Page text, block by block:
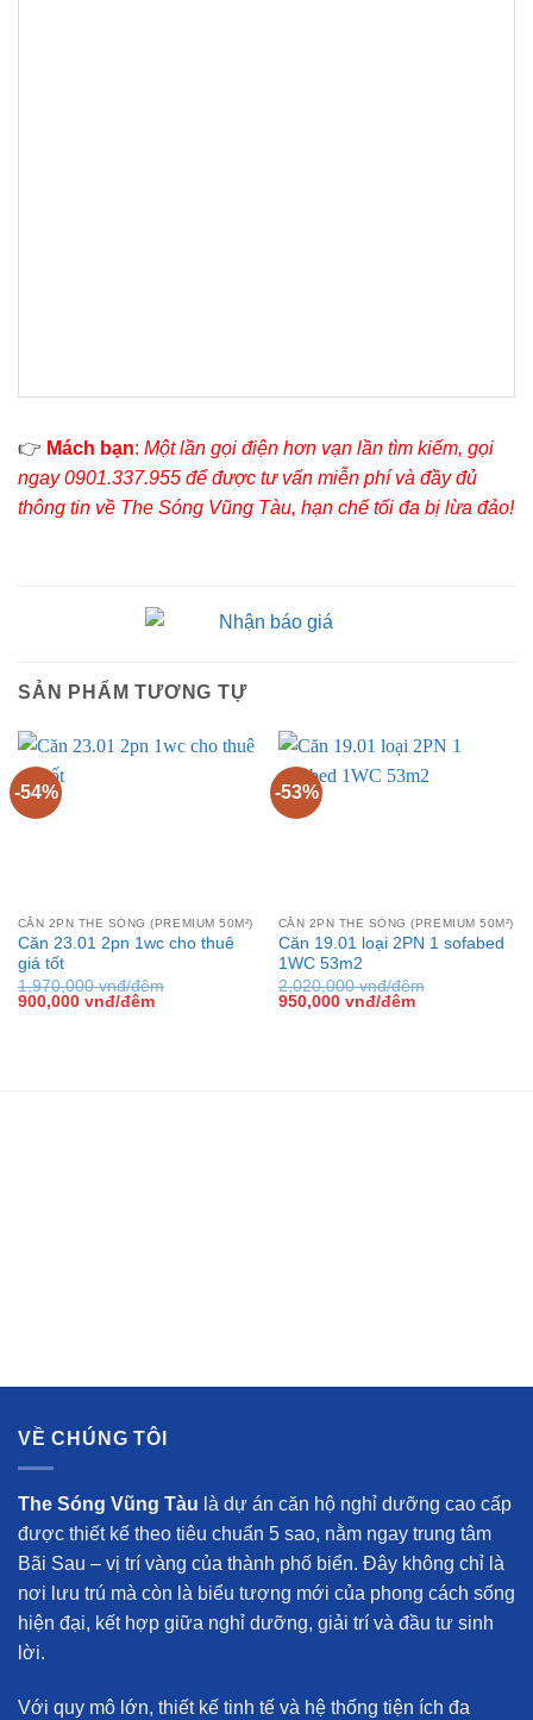
👉 Mách bạn: Một lần gọi điện hơn vạn lần tìm kiếm, gọi
ngay 0901.337.955 để được tư vấn miễn phí và đầy đủ
thông tin về The Sóng Vũng Tàu, hạn chế tối đa bị lừa đảo!
SẢN PHẨM TƯƠNG TỰ
-54%
CĂN 2PN THE SÓNG (PREMIUM 50M²)
Căn 23.01 2pn 1wc cho thuê
giá tốt
1,970,000vnđ/đêm
Giá
900,000 vnđ/đêmGiá
-53%
CĂN 2PN THE SÓNG (PREMIUM 50M²)
Căn 19.01 loại 2PN 1 sofabed
1WC 53m2
2,020,000vnđ/đêm
Giá
950,000 vnđ/đêmGiá
VỀ CHÚNG TÔI
The Sóng Vũng Tàu là dự án căn hộ nghỉ dưỡng cao cấp
được thiết kế theo tiêu chuẩn 5 sao, nằm ngay trung tâm
Bãi Sau – vị trí vàng của thành phố biển. Đây không chỉ là
nơi lưu trú mà còn là biểu tượng mới của phong cách sống
hiện đại, kết hợp giữa nghỉ dưỡng, giải trí và đầu tư sinh
lời.
Với quy mô lớn, thiết kế tinh tế và hệ thống tiện ích đa